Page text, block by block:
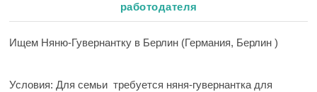
работодателя
Ищем Няню-Гувернантку в Берлин (Германия, Берлин )
Условия: Для семьи требуется няня-гувернантка для